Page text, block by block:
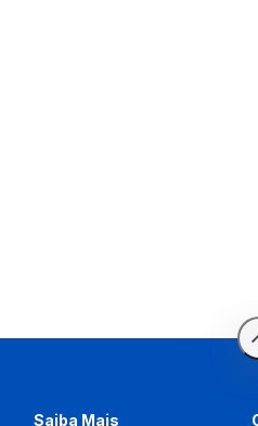
Saiba Mais